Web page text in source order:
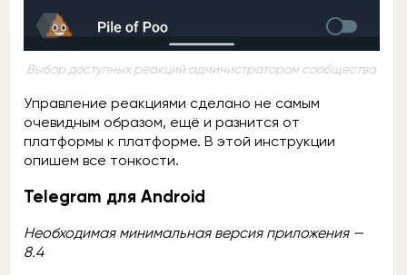
Выбор доступных реакций администратором сообщества
Управление реакциями сделано не самым
очевидным образом, ещё и разнится от
платформы к платформе. В этой инструкции
опишем все тонкости.
Telegram для Android
Необходимая минимальная версия приложения —
8.4